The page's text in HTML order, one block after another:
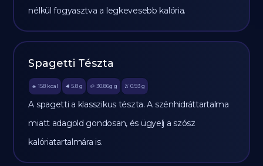
nélkül fogyasztva a legkevesebb kalória.
Spagetti Tészta
🔥 158 kcal 🥩 5.8 g 🥔 30.86g g 🫒 0.93 g
A spagetti a klasszikus tészta. A szénhidráttartalma
miatt adagold gondosan, és ügyelj a szósz
kalóriatartalmára is.